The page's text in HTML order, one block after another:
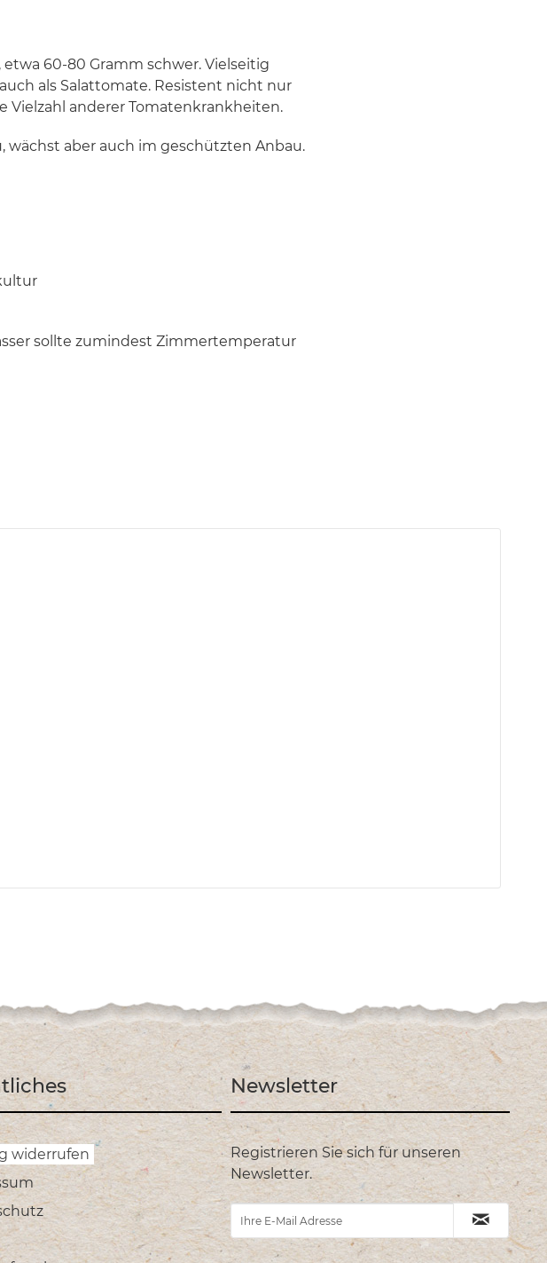
60-80 Gramm schwer. Vielseitig
als Salattomate. Resistent nicht nur
Vielzahl anderer Tomatenkrankheiten.
wächst aber auch im geschützten Anbau.
sollte zumindest Zimmertemperatur
widerrufen
Newsletter
Registrieren Sie sich für unseren
Newsletter.